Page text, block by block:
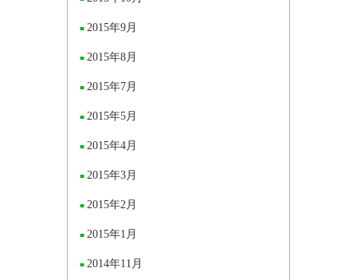
2015年9月
2015年8月
2015年7月
2015年5月
2015年4月
2015年3月
2015年2月
2015年1月
2014年11月